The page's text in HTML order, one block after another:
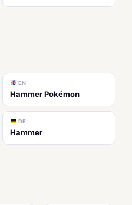
EN
Hammer Pokémon
DE
Hammer